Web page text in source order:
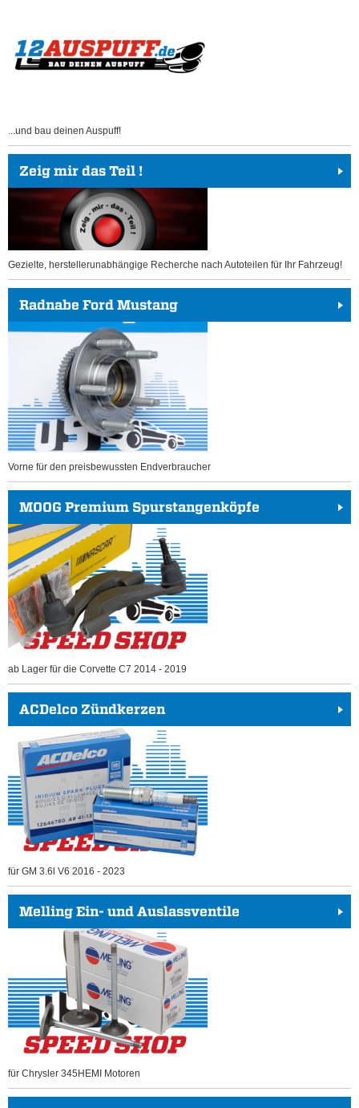
...und bau deinen Auspuff!
Zeig mir das Teil !
Gezielte, herstellerunabhängige Recherche nach Autoteilen für Ihr Fahrzeug!
Radnabe Ford Mustang
Vorne für den preisbewussten Endverbraucher
MOOG Premium Spurstangenköpfe
ab Lager für die Corvette C7 2014 - 2019
ACDelco Zündkerzen
für GM 3.6l V6 2016 - 2023
Melling Ein- und Auslassventile
für Chrysler 345HEMI Motoren